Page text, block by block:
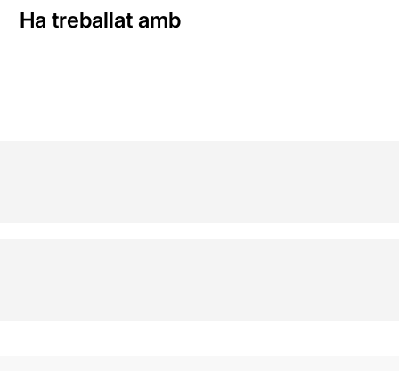
Ha treballat amb